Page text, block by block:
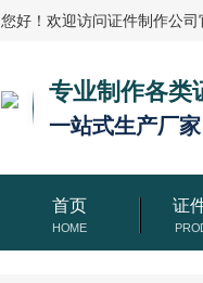
您好！欢迎访问证件制作公司
专业制作各类
一站式生产厂家
首页 证